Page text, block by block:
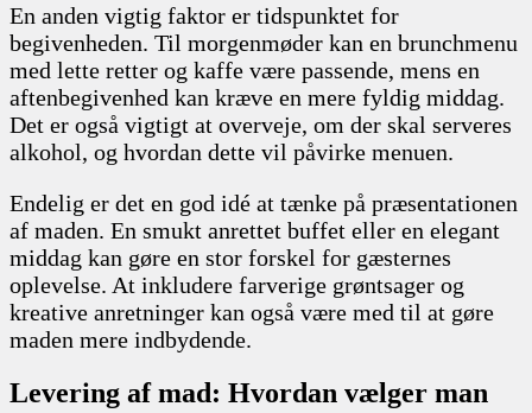
En anden vigtig faktor er tidspunktet for
begivenheden. Til morgenmøder kan en brunchmenu
med lette retter og kaffe være passende, mens en
aftenbegivenhed kan kræve en mere fyldig middag.
Det er også vigtigt at overveje, om der skal serveres
alkohol, og hvordan dette vil påvirke menuen.
Endelig er det en god idé at tænke på præsentationen
af maden. En smukt anrettet buffet eller en elegant
middag kan gøre en stor forskel for gæsternes
oplevelse. At inkludere farverige grøntsager og
kreative anretninger kan også være med til at gøre
maden mere indbydende.
Levering af mad: Hvordan vælger man